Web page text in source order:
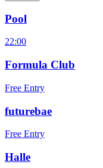
Pool
22:00
Formula Club
Free Entry
futurebae
Free Entry
Halle